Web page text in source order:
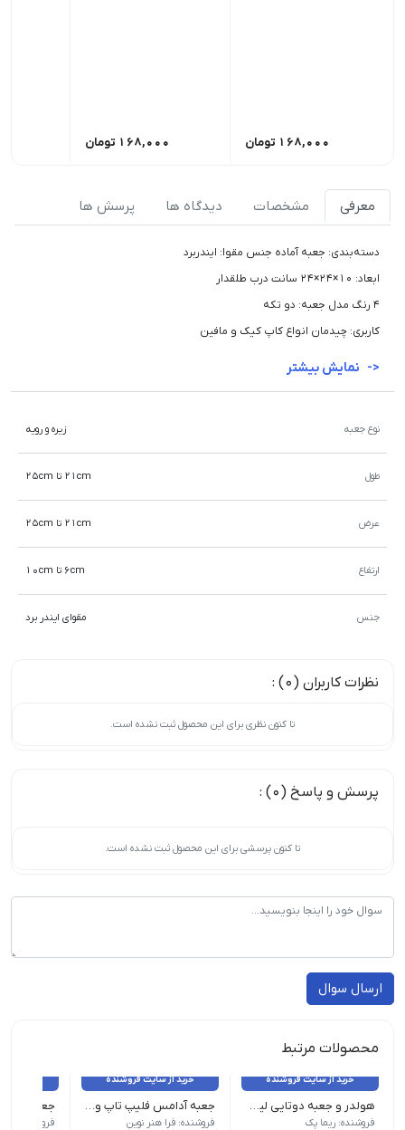
168,000 تومان 168,000 تومان
معرفی مشخصات دیدگاه ها پرسش ها
دسته‌بندی: جعبه آماده جنس مقوا: ایندربرد
ابعاد: 10×24×24 سانت درب طلقدار
4 رنگ مدل جعبه: دو تکه
کاربری: چیدمان انواع کاپ کیک و مافین
نوع جعبه زیره و رویه
طول 21cm تا 25cm
عرض 21cm تا 25cm
ارتفاع 6cm تا 10cm
جنس مقوای ایندر برد
نظرات کاربران (0) :
تا کنون نظری برای این محصول ثبت نشده است.
پرسش و پاسخ (0) :
تا کنون پرسشی برای این محصول ثبت نشده است.
ارسال سوال
محصولات مرتبط
خرید از سایت فروشنده
هولدر و جعبه دوتایی لیوان بسته 200 عددی - عرض ۱۰ - طول ۱۷/۵ - ارتفاع ۲۰
فروشنده: ریما پک
خرید از سایت فروشنده
جعبه آدامس فلیپ تاپ و شیکر تاپ chewing gum box
فروشنده: فرا هنر نوین
جعبه
فروشنده: فرا